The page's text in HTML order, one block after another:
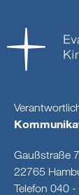
Gaußstraße
22765
Telefon 040